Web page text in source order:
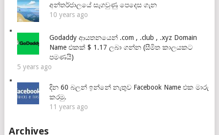
අන්තර්ජාලයේ සැගවුණු පෙදෙස ගැන
10 years ago
Godaddy ආයතනයෙන් .com , .club , .xyz Domain
Name එකක් $ 1.17 ලබා ගන්න (සීමිත කාලයකට
පමණයි)
5 years ago
දින 60 බලන් ඉන්නේ නැතුව Facebook Name එක මාරු
කරමු.
11 years ago
Archives